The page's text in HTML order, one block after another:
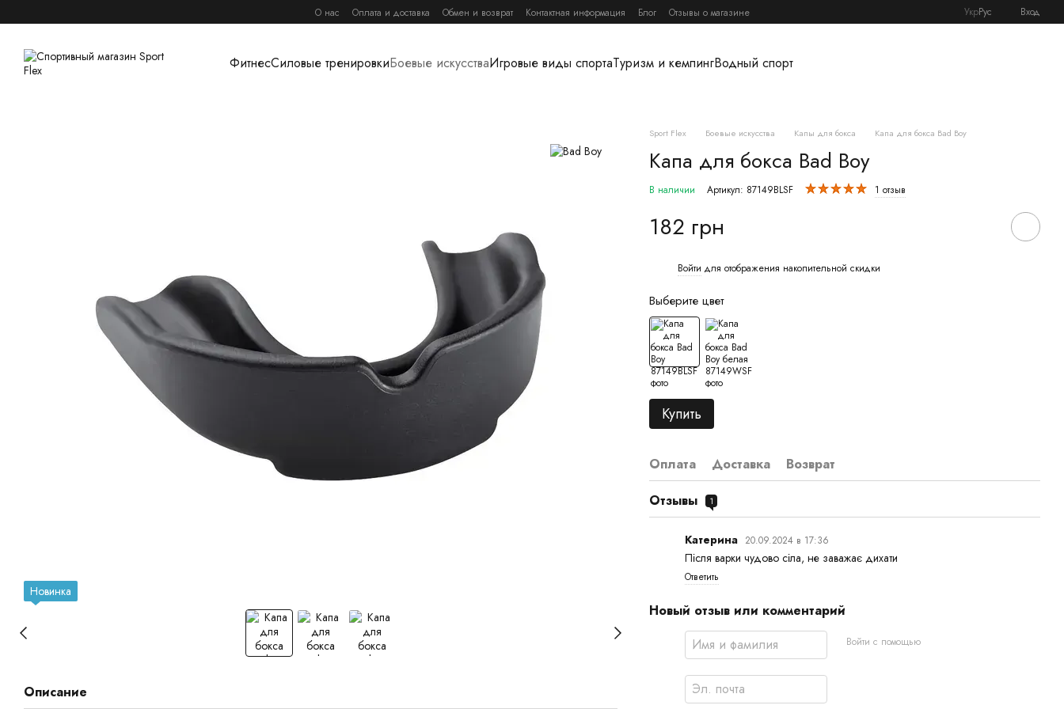
О нас Оплата и доставка Обмен и возврат Контактная информация Блог Отзывы о магазине УкрРус Вход
ФитнесСиловые тренировкиБоевые искусстваИгровые виды спортаТуризм и кемпингВодный спорт
Новинка
Описание
Sport Flex Боевые искусства Капы для бокса Капа для бокса Bad Boy
Капа для бокса Bad Boy
В наличии Артикул: 87149BLSF 1 отзыв
182 грн
Войти для отображения накопительной скидки
Выберите цвет
Купить
Оплата Доставка
Возврат
Отзывы
1
Катерина 20.09.2024 в 17:36
Після варки чудово сіла, не заважає дихати
Ответить
Новый отзыв или комментарий
Войти с помощью